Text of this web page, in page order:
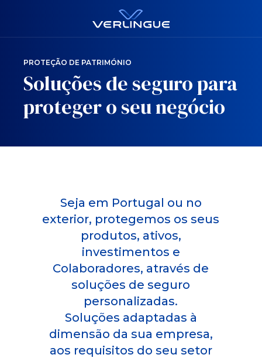
PROTEÇÃO DE PATRIMÓNIO
Soluções de seguro para
proteger o seu negócio
Seja em Portugal ou no
exterior, protegemos os seus
produtos, ativos,
investimentos e
Colaboradores, através de
soluções de seguro
personalizadas.
Soluções adaptadas à
dimensão da sua empresa,
aos requisitos do seu setor